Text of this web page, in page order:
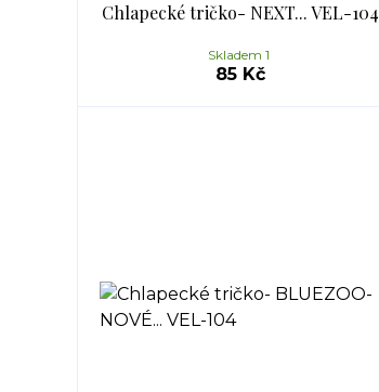
Chlapecké tričko- NEXT... VEL-104
85 Kč
Skladem 1